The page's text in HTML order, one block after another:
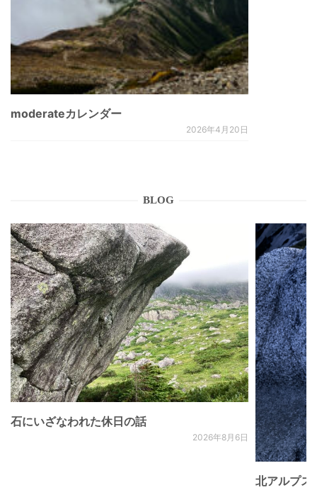
moderateカレンダー
2026年4月20日
BLOG
石にいざなわれた休日の話
2026年8月6日
北アルプ